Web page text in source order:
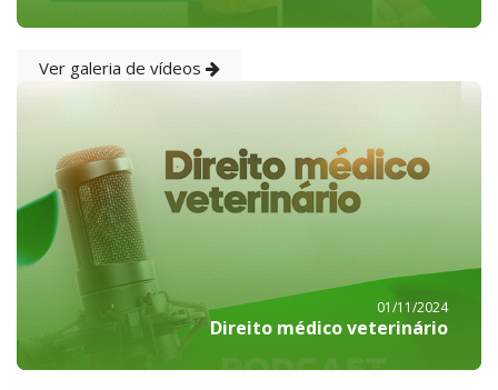
Ver galeria de vídeos
01/11/2024
Direito médico veterinário